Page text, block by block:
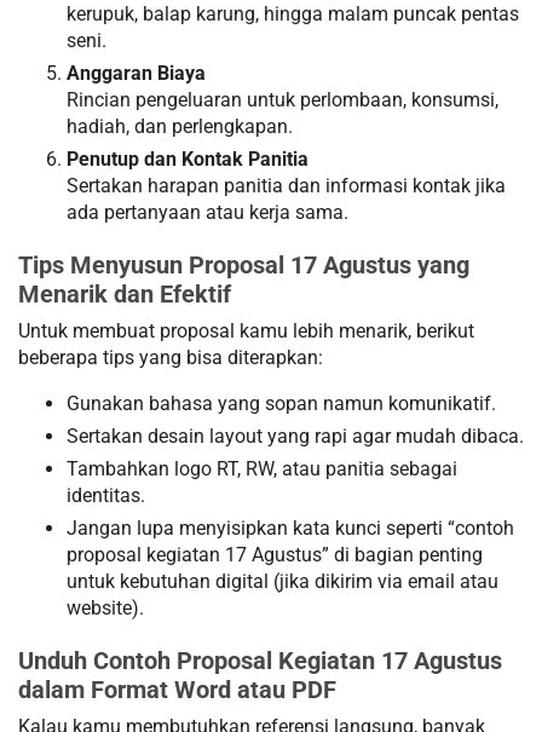
kerupuk, balap karung, hingga malam puncak pentas
seni.
Anggaran Biaya
Rincian pengeluaran untuk perlombaan, konsumsi,
hadiah, dan perlengkapan.
Penutup dan Kontak Panitia
Sertakan harapan panitia dan informasi kontak jika
ada pertanyaan atau kerja sama.
Tips Menyusun Proposal 17 Agustus yang
Menarik dan Efektif
Untuk membuat proposal kamu lebih menarik, berikut
beberapa tips yang bisa diterapkan:
Gunakan bahasa yang sopan namun komunikatif.
Sertakan desain layout yang rapi agar mudah dibaca.
Tambahkan logo RT, RW, atau panitia sebagai
identitas.
Jangan lupa menyisipkan kata kunci seperti “contoh
proposal kegiatan 17 Agustus” di bagian penting
untuk kebutuhan digital (jika dikirim via email atau
website).
Unduh Contoh Proposal Kegiatan 17 Agustus
dalam Format Word atau PDF
Kalau kamu membutuhkan referensi langsung, banyak